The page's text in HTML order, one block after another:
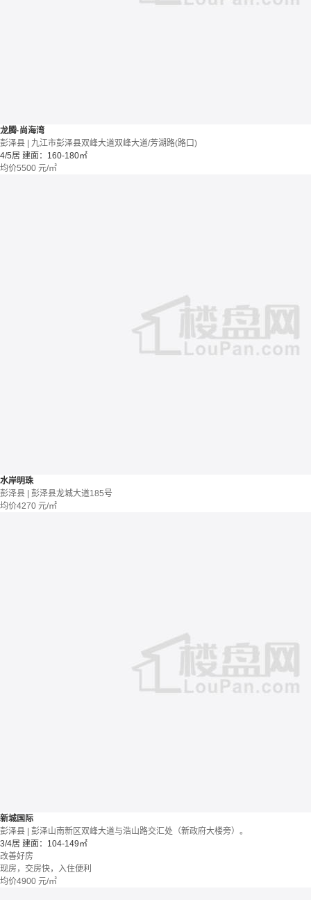
龙腾·尚海湾
彭泽县 | 九江市彭泽县双峰大道双峰大道/芳湖路(路口)
4/5居 建面：160-180㎡
均价5500 元/㎡
水岸明珠
彭泽县 | 彭泽县龙城大道185号
均价4270 元/㎡
新城国际
彭泽县 | 彭泽山南新区双峰大道与浩山路交汇处（新政府大楼旁）。
3/4居 建面：104-149㎡
改善好房
现房，交房快，入住便利
均价4900 元/㎡